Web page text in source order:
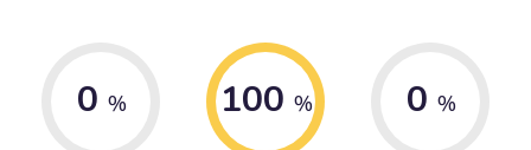
0 % 100 % 0 %